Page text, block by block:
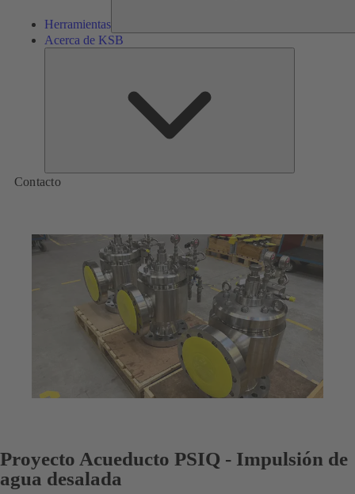
Herramientas
Acerca de KSB
Contacto
Proyecto Acueducto PSIQ - Impulsión de
agua desalada